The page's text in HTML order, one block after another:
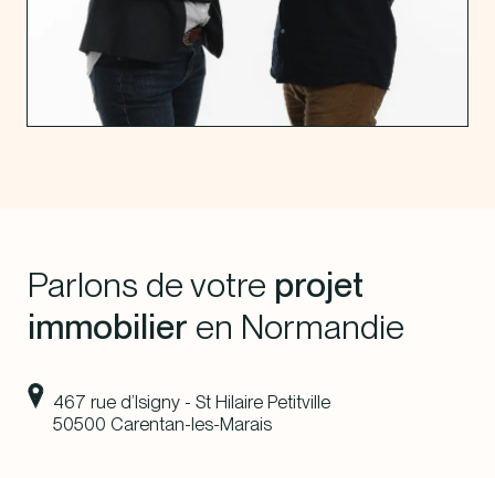
Parlons de votre projet
immobilier en Normandie
467 rue d’Isigny - St Hilaire Petitville
50500 Carentan-les-Marais